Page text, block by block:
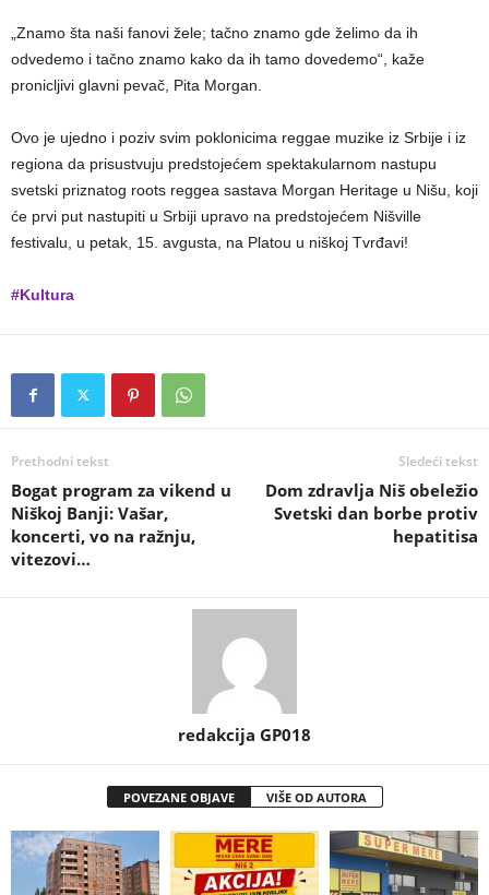
„Znamo šta naši fanovi žele; tačno znamo gde želimo da ih
odvedemo i tačno znamo kako da ih tamo dovedemo“, kaže
pronicljivi glavni pevač, Pita Morgan.
Ovo je ujedno i poziv svim poklonicima reggae muzike iz Srbije i iz
regiona da prisustvuju predstojećem spektakularnom nastupu
svetski priznatog roots reggea sastava Morgan Heritage u Nišu, koji
će prvi put nastupiti u Srbiji upravo na predstojećem Nišville
festivalu, u petak, 15. avgusta, na Platou u niškoj Tvrđavi!
#Kultura
Prethodni tekst
Bogat program za vikend u
Niškoj Banji: Vašar,
koncerti, vo na ražnju,
vitezovi…
Sledeći tekst
Dom zdravlja Niš obeležio
Svetski dan borbe protiv
hepatitisa
redakcija GP018
POVEZANE OBJAVE VIŠE OD AUTORA